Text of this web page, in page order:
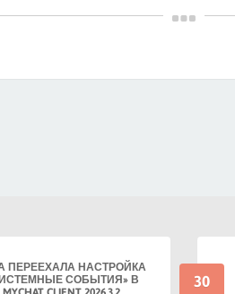
ПЕРЕЕХАЛА НАСТРОЙКА
СОБЫТИЯ» В
30